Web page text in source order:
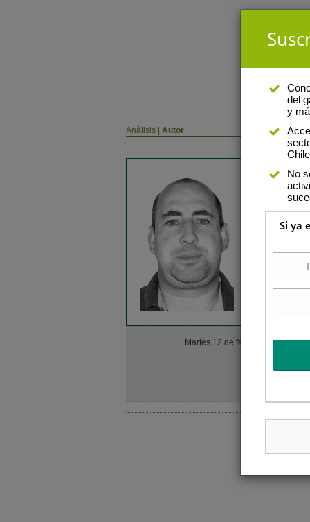
Análisis Autor
Juan
Es ingeniero
Martes 12 de febrero
Chile:
Para
del
y
No
Si ya